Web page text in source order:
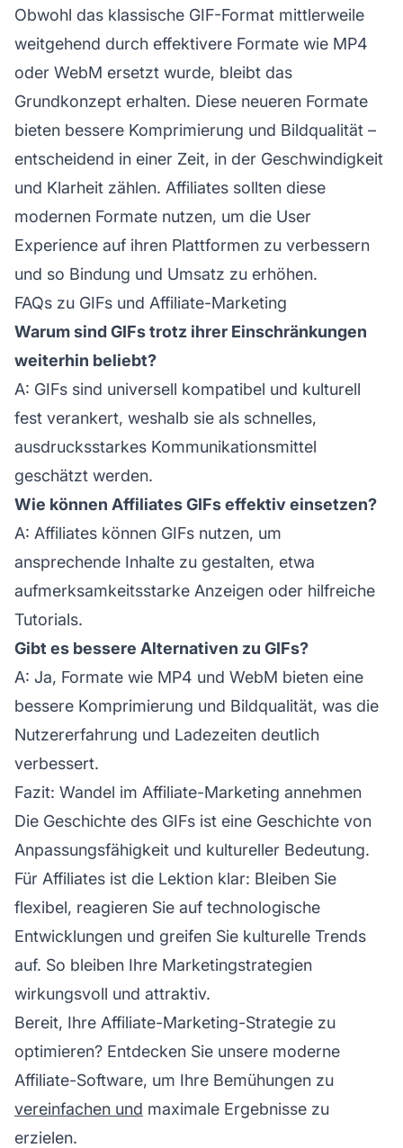
Obwohl das klassische GIF-Format mittlerweile
weitgehend durch effektivere Formate wie MP4
oder WebM ersetzt wurde, bleibt das
Grundkonzept erhalten. Diese neueren Formate
bieten bessere Komprimierung und Bildqualität –
entscheidend in einer Zeit, in der Geschwindigkeit
und Klarheit zählen. Affiliates sollten diese
modernen Formate nutzen, um die User
Experience auf ihren Plattformen zu verbessern
und so Bindung und Umsatz zu erhöhen.
FAQs zu GIFs und Affiliate-Marketing
Warum sind GIFs trotz ihrer Einschränkungen
weiterhin beliebt?
A: GIFs sind universell kompatibel und kulturell
fest verankert, weshalb sie als schnelles,
ausdrucksstarkes Kommunikationsmittel
geschätzt werden.
Wie können Affiliates GIFs effektiv einsetzen?
A: Affiliates können GIFs nutzen, um
ansprechende Inhalte zu gestalten, etwa
aufmerksamkeitsstarke Anzeigen oder hilfreiche
Tutorials.
Gibt es bessere Alternativen zu GIFs?
A: Ja, Formate wie MP4 und WebM bieten eine
bessere Komprimierung und Bildqualität, was die
Nutzererfahrung und Ladezeiten deutlich
verbessert.
Fazit: Wandel im Affiliate-Marketing annehmen
Die Geschichte des GIFs ist eine Geschichte von
Anpassungsfähigkeit und kultureller Bedeutung.
Für Affiliates ist die Lektion klar: Bleiben Sie
flexibel, reagieren Sie auf technologische
Entwicklungen und greifen Sie kulturelle Trends
auf. So bleiben Ihre Marketingstrategien
wirkungsvoll und attraktiv.
Bereit, Ihre Affiliate-Marketing-Strategie zu
optimieren? Entdecken Sie unsere moderne
Affiliate-Software, um Ihre Bemühungen zu
vereinfachen und maximale Ergebnisse zu
erzielen.